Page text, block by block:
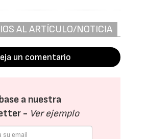
AL ARTÍCULO/NOTICIA
un comentario
a nuestra
- Ver ejemplo